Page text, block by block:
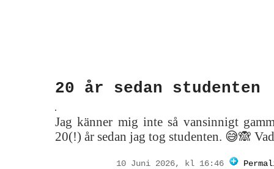
20 år sedan studenten
Jag känner mig inte så vansinnigt
20(!) år sedan jag tog studenten. 😅🙈
10 Juni 2026, kl 16:46